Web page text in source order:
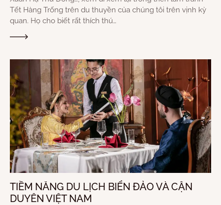
Tết Hàng Trống trên du thuyền của chúng tôi trên vịnh kỳ
quan. Họ cho biết rất thích thú…
TIỀM NĂNG DU LỊCH BIỂN ĐẢO VÀ CẬN
DUYÊN VIỆT NAM